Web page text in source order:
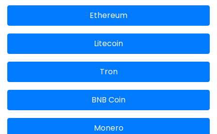
Ethereum
Litecoin
Tron
BNB Coin
Monero